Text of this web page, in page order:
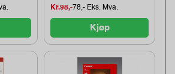
Kr.98,-78,- Eks. Mva.
Kjøp